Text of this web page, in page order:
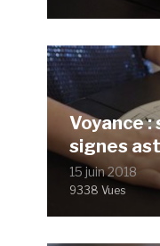
Voyance
signes
15 juin 2018
9338 Vues